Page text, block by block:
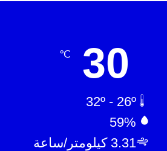
30
℃
59%
3.31 كيلومتر/ساعة